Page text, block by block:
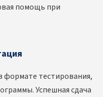
помощь при
формате тестирования,
Успешная сдача